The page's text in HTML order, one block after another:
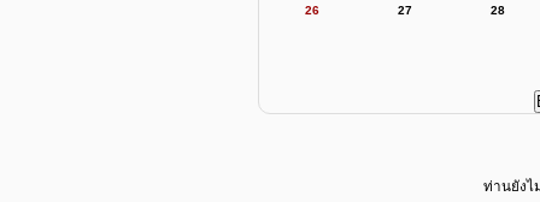
26 27 28
ท่านยังไ